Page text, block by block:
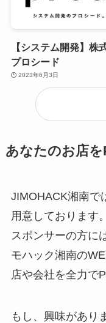
【システム開発】株
プロシード
2023年6月3日
あなたのお店
JIMOHACK湘南で
用意しております。
スポンサーの方に
モハック湘南の
店や会社を全力で
もし、興味があり